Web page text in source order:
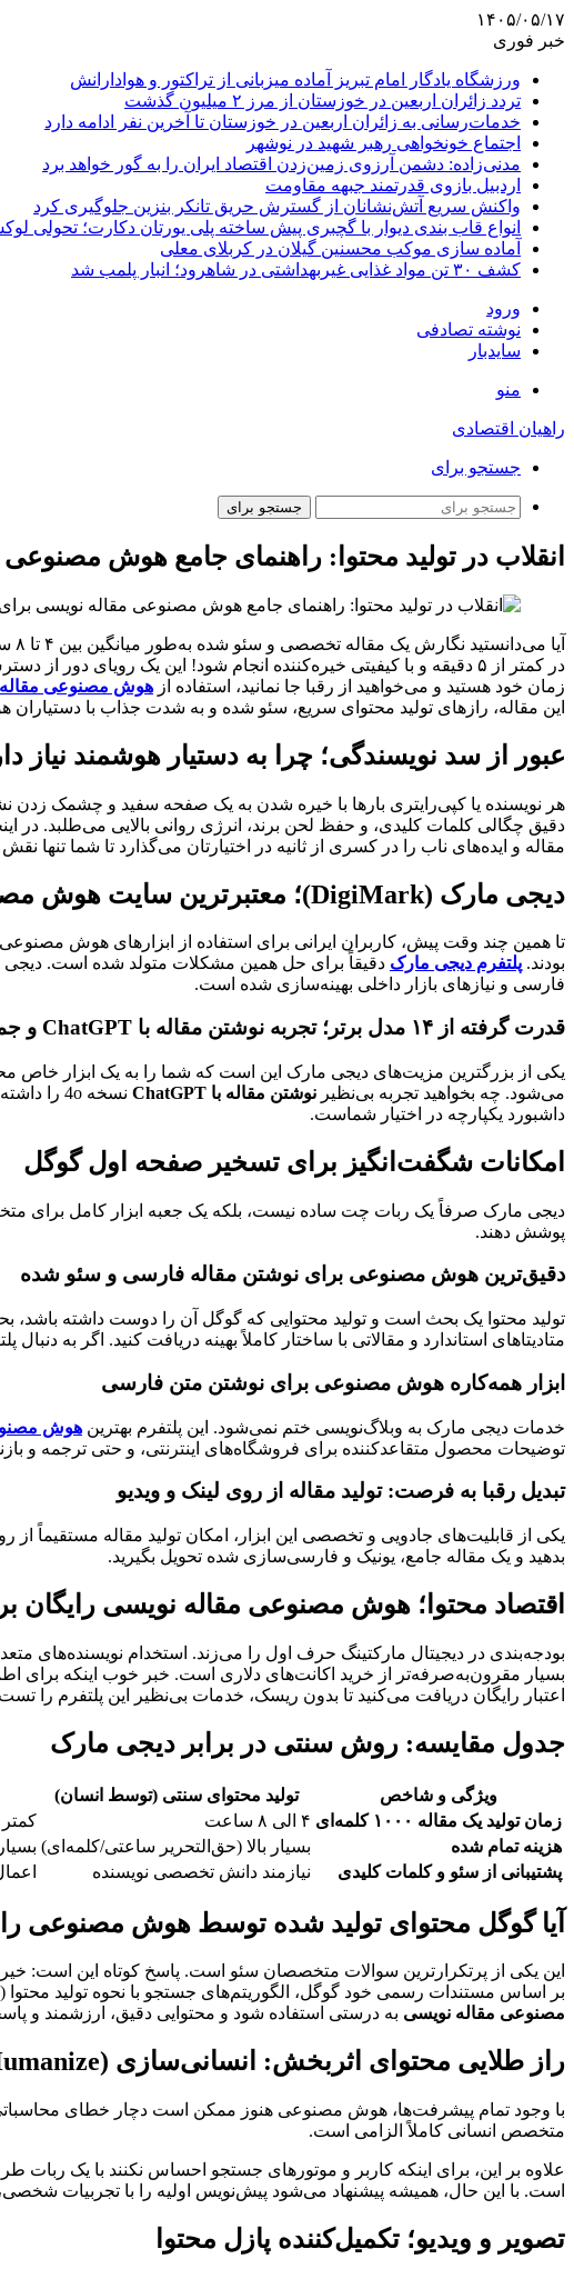
۱۴۰۵/۰۵/۱۷
خبر فوری
ورزشگاه یادگار امام تبریز آماده میزبانی از تراکتور و هوادارانش
تردد زائران اربعین در خوزستان از مرز ۲ میلیون گذشت
خدمات‌رسانی به زائران اربعین در خوزستان تا آخرین نفر ادامه دارد
اجتماع خونخواهی رهبر شهید در نوشهر
مدنی‌زاده: دشمن آرزوی زمین‌زدن اقتصاد ایران را به گور خواهد برد
اردبیل بازوی قدرتمند جبهه مقاومت
واکنش سریع آتش‌نشانان از گسترش حریق تانکر بنزین جلوگیری کرد
انواع قاب بندی دیوار با گچبری پیش ساخته پلی یورتان دکارت؛ تحولی
آماده سازی موکب محسنین گیلان در کربلای معلی
کشف ۳۰ تن مواد غذایی غیربهداشتی در شاهرود؛ انبار پلمب شد
ورود
نوشته تصادفی
سایدبار
منو
راهیان اقتصادی
جستجو برای
جستجو برای
انقلاب در تولید محتوا: راهنمای جامع هوش مصنوعی
زمان خود هستید و می‌خواهید از رقبا جا نمانید، استفاده از هوش مصنوعی
این مقاله، رازهای تولید محتوای سریع، سئو شده و به شدت جذاب با دستیاران
عبور از سد نویسندگی؛ چرا به دستیار هوشمند نیاز
هر نویسنده یا کپی‌رايتری بارها با خیره شدن به یک صفحه سفید و چشمک زدن
دقیق چگالی کلمات کلیدی، و حفظ لحن برند، انرژی روانی بالایی می‌طلبد. در
مقاله و ایده‌های ناب را در کسری از ثانیه در اختیارتان می‌گذارد تا شما تنها نقش
دیجی مارک (DigiMark)؛ معتبرترین سایت هوش مصنوعی برای مقاله در ایران
تا همین چند وقت پیش، کاربران ایرانی برای استفاده از ابزارهای هوش
بودند. پلتفرم دیجی مارک دقیقاً برای حل همین مشکلات متولد شده است. دیجی
فارسی و نیازهای بازار داخلی بهینه‌سازی شده است.
قدرت گرفته از ۱۴ مدل برتر؛ تجربه نوشتن مقاله با ChatGPT و جمینای
می‌شود. چه بخواهید تجربه بی‌نظیر نوشتن مقاله با ChatGPT
داشبورد یکپارچه در اختیار شماست.
امکانات شگفت‌انگیز برای تسخیر صفحه اول گوگل
دیجی مارک صرفاً یک ربات چت ساده نیست، بلکه یک جعبه ابزار کامل برای
پوشش دهند.
دقیق‌ترین هوش مصنوعی برای نوشتن مقاله فارسی و سئو شده
متادیتاهای استاندارد و مقالاتی با ساختار کاملاً بهینه دریافت کنید. اگر به
ابزار همه‌کاره هوش مصنوعی برای نوشتن متن فارسی
خدمات دیجی مارک به وبلاگ‌نویسی ختم نمی‌شود. این پلتفرم بهترین هوش
توضیحات محصول متقاعدکننده برای فروشگاه‌های اینترنتی، و حتی ترجمه و
تبدیل رقبا به فرصت: تولید مقاله از روی لینک و ویدیو
یکی از قابلیت‌های جادویی و تخصصی این ابزار، امکان تولید مقاله مستقیماً
بدهید و یک مقاله جامع، یونیک و فارسی‌سازی شده تحویل بگیرید.
اقتصاد محتوا؛ هوش مصنوعی مقاله نویسی رایگان
بودجه‌بندی در دیجیتال مارکتینگ حرف اول را می‌زند. استخدام نویسنده‌های
بسیار مقرون‌به‌صرفه‌تر از خرید اکانت‌های دلاری است. خبر خوب اینکه برای
اعتبار رایگان دریافت می‌کنید تا بدون ریسک، خدمات بی‌نظیر این پلتفرم را
جدول مقایسه: روش سنتی در برابر دیجی مارک
ویژگی و شاخص تولید محتوای سنتی (توسط انسان)
زمان تولید یک مقاله ۱۰۰۰ کلمه‌ای
۴ الی ۸ ساعت
کمتر از ۵
هزینه تمام شده
بسیار بالا (حق‌التحریر ساعتی/کلمه‌ای) بسیار
پشتیبانی از سئو و کلمات کلیدی
نیازمند دانش تخصصی نویسنده
آیا گوگل محتوای تولید شده توسط هوش مصنوعی
این یکی از پرتکرارترین سوالات متخصصان سئو است. پاسخ کوتاه این است:
بر اساس مستندات رسمی خود گوگل، الگوریتم‌های جستجو با نحوه تولید محتوا
مصنوعی مقاله نویسی به درستی استفاده شود و محتوایی دقیق، ارزشمند و
راز طلایی محتوای اثربخش: انسانی‌سازی (Humanize)
متخصص انسانی کاملاً الزامی است.
است. با این حال، همیشه پیشنهاد می‌شود پیش‌نویس اولیه را با تجربیات
تصویر و ویدیو؛ تکمیل‌کننده پازل محتوا